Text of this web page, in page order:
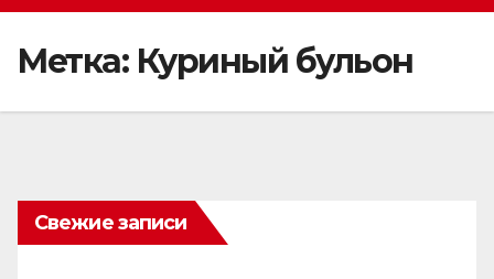
Метка: Куриный бульон
Свежие записи